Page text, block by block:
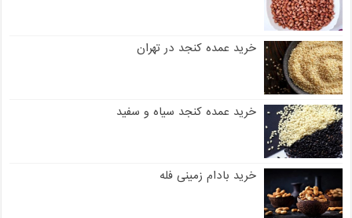
خرید عمده کنجد در تهران
خرید عمده کنجد سیاه و سفید
خرید بادام زمینی فله